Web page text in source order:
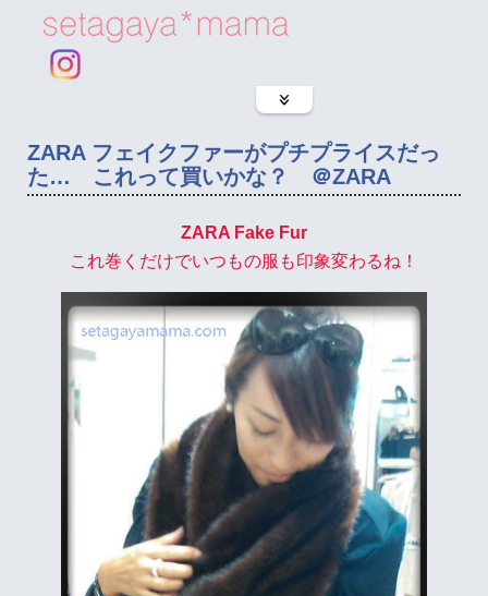
ZARA フェイクファーがプチプライスだっ
た… これって買いかな？ ＠ZARA
ZARA Fake Fur
これ巻くだけでいつもの服も印象変わるね！